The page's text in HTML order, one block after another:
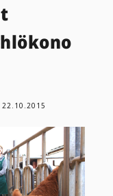
22.10.2015